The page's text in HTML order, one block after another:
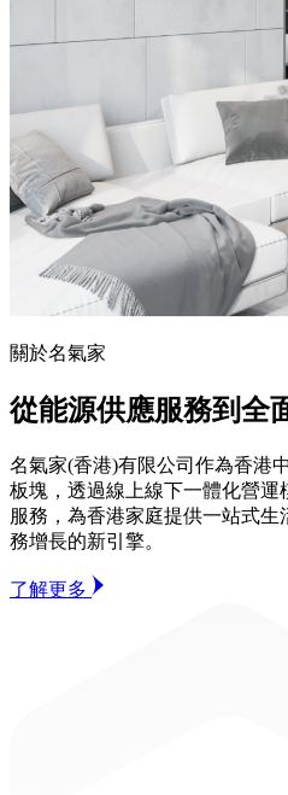
關於名氣家
從能源供應服務到全
名氣家(香港)有限公司作為香港
板塊，透過線上線下一體化營
服務，為香港家庭提供一站式
務增長的新引擎。
了解更多